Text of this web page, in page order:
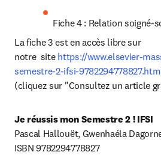
Fiche 4 : Relation soigné-
La fiche 3 est en accès libre sur
notre  site https://www.elsevier-
semestre-2-ifsi-
(cliquez sur "Consultez un article
Je réussis mon Semestre 2 ! IFSI
Pascal Hallouët, Gwenhaéla
ISBN 9782294778827